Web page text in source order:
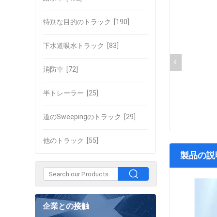
特別な目的のトラック [190]
下水道吸水トラック [83]
消防車 [72]
半トレーラー [25]
道のSweepingのトラック [29]
他のトラック [55]
企業との接触
製品の